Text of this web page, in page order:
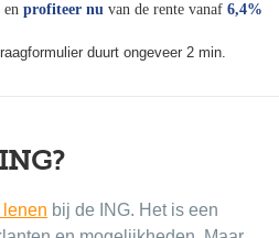
en profiteer nuvan de rente vanaf 6,4%
duurt ongeveer 2 min.
bij de ING. Het is een